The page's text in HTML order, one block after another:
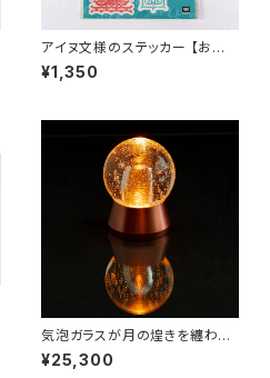
アイヌ文様のステッカー 【お客
様の声から生まれた商品】
¥1,350
気泡ガラスが月の煌きを纏わせ
るテーブルライト -Luna / ル
ナ –
¥25,300